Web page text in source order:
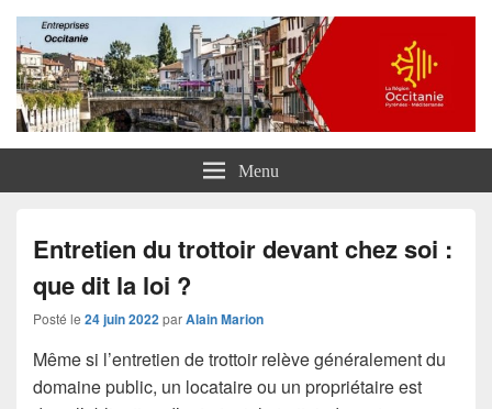
Entreprises Occitanie
Menu
Entretien du trottoir devant chez soi :
que dit la loi ?
Posté le 24 juin 2022 parAlain Marion
Même si l’entretien de trottoir relève généralement du
domaine public, un locataire ou un propriétaire est